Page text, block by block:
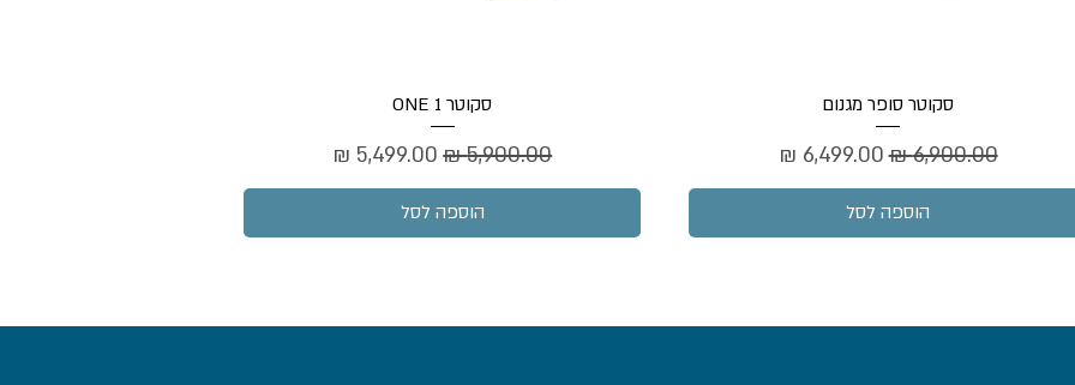
סקוטר סופר מגנום
מחיר רגיל‏6,900.00 ‏₪ מחיר מבצע
הוספה לסל
סקוטר ONE 1
מחיר רגיל‏5,900.00 ‏₪ מחיר מבצע
הוספה לסל